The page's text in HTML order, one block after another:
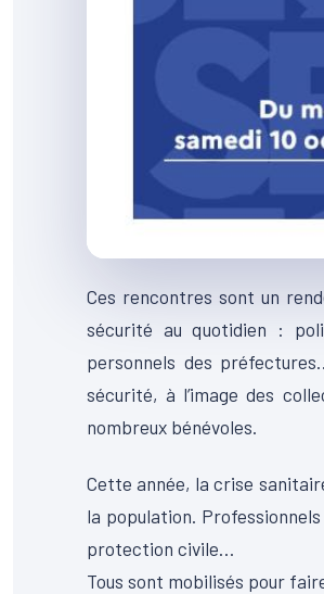
Ces rencontres sont un
sécurité au quotidien :
personnels des
sécurité, à l’image des
nombreux bénévoles.
Cette année, la crise
la population.
protection civile…
Tous sont mobilisés pour